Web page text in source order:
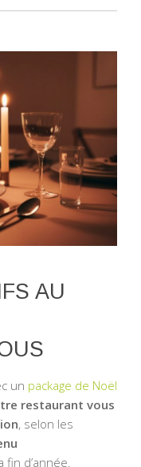
AU
un package de Noël
restaurant vous
, selon les
d’année.